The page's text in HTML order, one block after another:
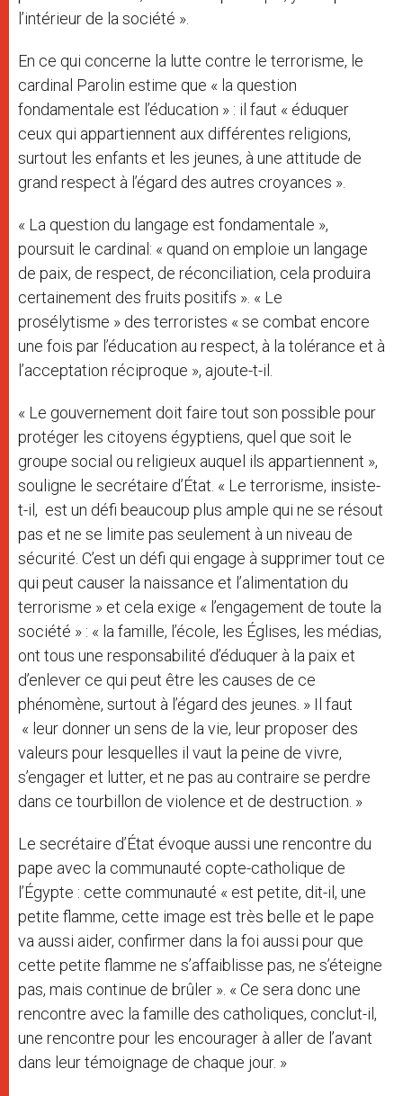
l’intérieur de la société ».
En ce qui concerne la lutte contre le terrorisme, le
cardinal Parolin estime que « la question
fondamentale est l’éducation » : il faut « éduquer
ceux qui appartiennent aux différentes religions,
surtout les enfants et les jeunes, à une attitude de
grand respect à l’égard des autres croyances ».
« La question du langage est fondamentale »,
poursuit le cardinal: « quand on emploie un langage
de paix, de respect, de réconciliation, cela produira
certainement des fruits positifs ». « Le
prosélytisme » des terroristes « se combat encore
une fois par l’éducation au respect, à la tolérance et à
l’acceptation réciproque », ajoute-t-il.
« Le gouvernement doit faire tout son possible pour
protéger les citoyens égyptiens, quel que soit le
groupe social ou religieux auquel ils appartiennent »,
souligne le secrétaire d’État. « Le terrorisme, insiste-
t-il, est un défi beaucoup plus ample qui ne se résout
pas et ne se limite pas seulement à un niveau de
sécurité. C’est un défi qui engage à supprimer tout ce
qui peut causer la naissance et l’alimentation du
terrorisme » et cela exige « l’engagement de toute la
société » : « la famille, l’école, les Églises, les médias,
ont tous une responsabilité d’éduquer à la paix et
d’enlever ce qui peut être les causes de ce
phénomène, surtout à l’égard des jeunes. » Il faut
« leur donner un sens de la vie, leur proposer des
valeurs pour lesquelles il vaut la peine de vivre,
s’engager et lutter, et ne pas au contraire se perdre
dans ce tourbillon de violence et de destruction. »
Le secrétaire d’État évoque aussi une rencontre du
pape avec la communauté copte-catholique de
l’Égypte : cette communauté « est petite, dit-il, une
petite flamme, cette image est très belle et le pape
va aussi aider, confirmer dans la foi aussi pour que
cette petite flamme ne s’affaiblisse pas, ne s’éteigne
pas, mais continue de brûler ». « Ce sera donc une
rencontre avec la famille des catholiques, conclut-il,
une rencontre pour les encourager à aller de l’avant
dans leur témoignage de chaque jour. »